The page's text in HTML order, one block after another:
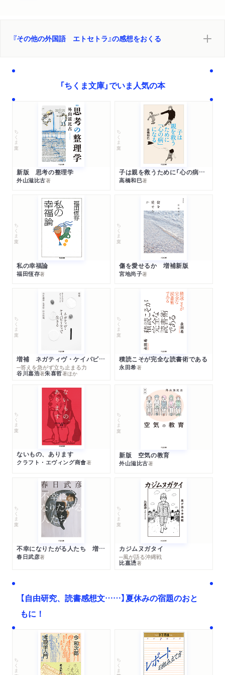
『その他の外国語 エトセトラ』の感想をおくる
「ちくま文庫」でいま人気の本
ちくま文庫
新版 思考の整理学
外山滋比古著
ちくま文庫
子は親を救うために「心の病」になる
高橋和巳著
ちくま文庫
私の幸福論
福田恆存著
ちくま文庫
傷を愛せるか 増補新版
宮地尚子著
ちくま文庫
増補 ネガティヴ・ケイパビリティで生きる
─答えを急がず立ち止まる力
谷川嘉浩著朱喜哲著ほか
ちくま文庫
積読こそが完全な読書術である
永田希著
ちくま文庫
ないもの、あります
クラフト・エヴィング商會著
ちくま文庫
新版 空気の教育
外山滋比古著
ちくま文庫
不幸になりたがる人たち 増補新版
春日武彦著
ちくま文庫
カジムヌガタイ
─風が語る沖縄戦
比嘉慂著
【自由研究、読書感想文……】夏休みの宿題のおと
もに！
ちくま文庫 ちくま学芸文庫